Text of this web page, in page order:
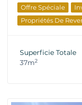
Offre Spéciale
Propriétés De
Superficie Totale
37m2